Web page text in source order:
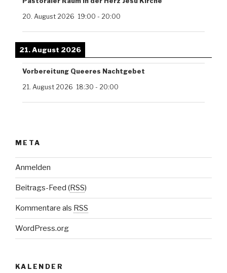
20. August 2026 19:00 - 20:00
21. August 2026
Vorbereitung Queeres Nachtgebet
21. August 2026 18:30 - 20:00
META
Anmelden
Beitrags-Feed (RSS)
Kommentare als RSS
WordPress.org
KALENDER